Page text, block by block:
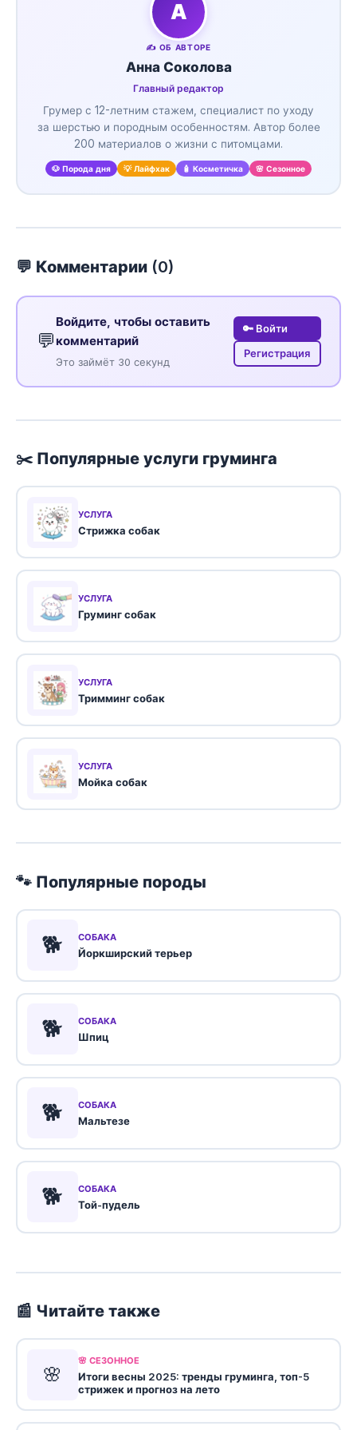
А
✍️ ОБ АВТОРЕ
Анна Соколова
Главный редактор
Грумер с 12-летним стажем, специалист по уходу
за шерстью и породным особенностям. Автор более
200 материалов о жизни с питомцами.
🐶 Порода дня 💡 Лайфхак 🧴 Косметичка 🌸 Сезонное
💬 Комментарии (0)
💬
Войдите, чтобы оставить
комментарий
Это займёт 30 секунд
🔑 Войти
Регистрация
✂️ Популярные услуги груминга
УСЛУГА
Стрижка собак
УСЛУГА
Груминг собак
УСЛУГА
Тримминг собак
УСЛУГА
Мойка собак
🐾 Популярные породы
🐕 СОБАКА
Йоркширский терьер
🐕 СОБАКА
Шпиц
🐕 СОБАКА
Мальтезе
🐕 СОБАКА
Той-пудель
📰 Читайте также
🌸
🌸 СЕЗОННОЕ
Итоги весны 2025: тренды груминга, топ-5
стрижек и прогноз на лето